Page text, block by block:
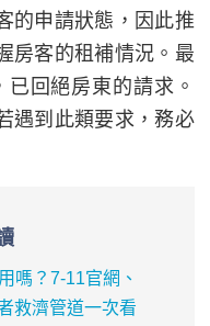
的申請狀態，因此推
房客的租補情況。最
回絕房東的請求。
遇到此類要求，務必
嗎？7-11官網、
救濟管道一次看